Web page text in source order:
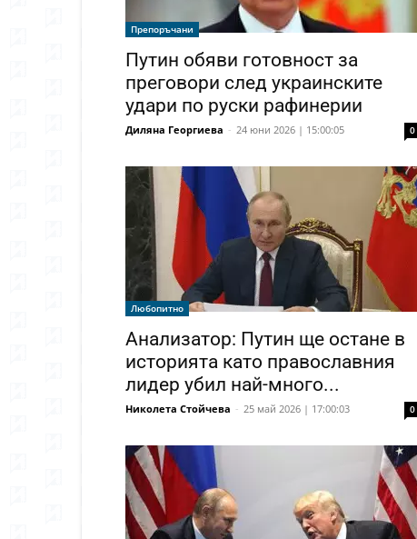
Препоръчани
Путин обяви готовност за
преговори след украинските
удари по руски рафинерии
Диляна Георгиева - 24 юни 2026 | 15:00:05 0
Любопитно
Анализатор: Путин ще остане в
историята като православния
лидер убил най-много...
Николета Стойчева - 25 май 2026 | 17:00:03 0